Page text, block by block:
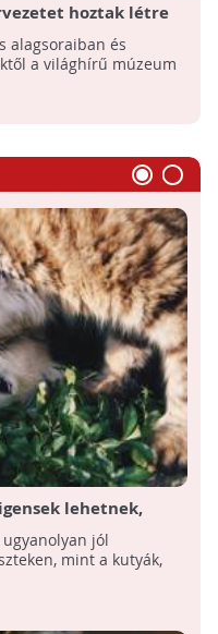
hoztak létre
alagsoraiban és
a világhírű múzeum
lehetnek,
szerint
jól
mint a kutyák,